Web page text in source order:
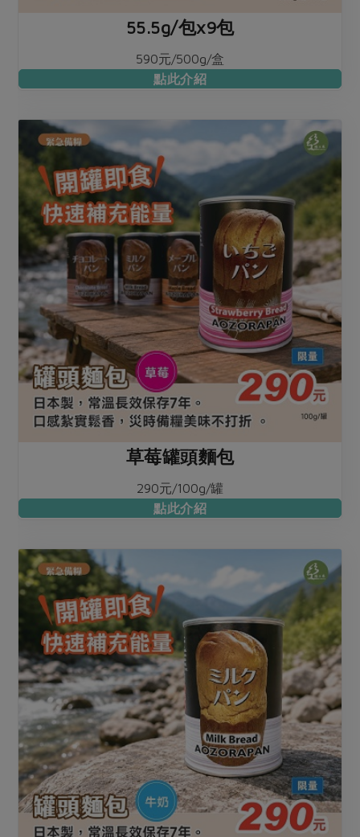
55.5g/包x9包
590元/500g/盒
點此介紹
草莓罐頭麵包
290元/100g/罐
點此介紹